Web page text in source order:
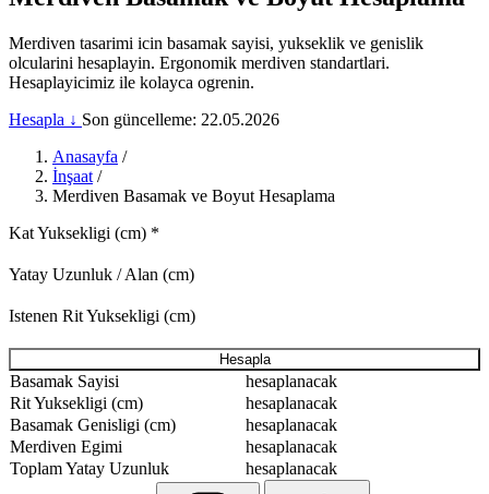
Merdiven tasarimi icin basamak sayisi, yukseklik ve genislik
olcularini hesaplayin. Ergonomik merdiven standartlari.
Hesaplayicimiz ile kolayca ogrenin.
Hesapla ↓ Son güncelleme: 22.05.2026
Anasayfa /
İnşaat /
Merdiven Basamak ve Boyut Hesaplama
Kat Yuksekligi (cm) *
Yatay Uzunluk / Alan (cm)
Istenen Rit Yuksekligi (cm)
Hesapla
Basamak Sayisi
hesaplanacak
Rit Yuksekligi (cm)
hesaplanacak
Basamak Genisligi (cm)
hesaplanacak
Merdiven Egimi
hesaplanacak
Toplam Yatay Uzunluk
hesaplanacak